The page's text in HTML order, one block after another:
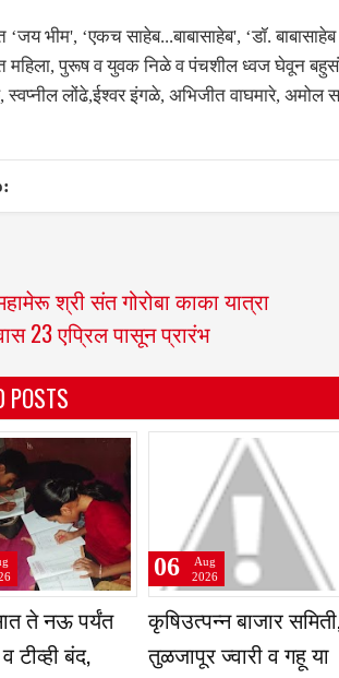
‌‘जय भीम', ‌‘एकच साहेब...बाबासाहेब', ‌‘डॉ.
महिला, पुरूष व युवक निळे व पंचशील ध्वज घेवून
लोंढे,ईश्वर इंगळे, अभिजीत वाघमारे, अमोल
श्री संत गोरोबा काका यात्रा
23 एप्रिल पासून प्रारंभ
POSTS
पालखीची आरती
यांच्या हस्ते
Aug
2026
परंडा- लातूर- उदगीर
एसटी बस सोडण्याची
06
Aug
2026